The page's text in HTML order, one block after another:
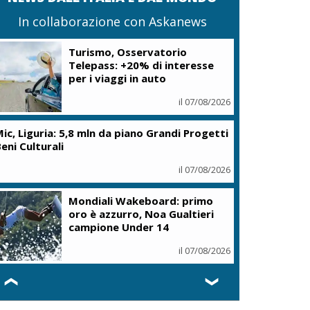
In collaborazione con Askanews
Turismo, Osservatorio
Telepass: +20% di interesse
per i viaggi in auto
il 07/08/2026
Liguria: 5,8 mln da piano Grandi Progetti
Culturali
il 07/08/2026
Mondiali Wakeboard: primo
oro è azzurro, Noa Gualtieri
campione Under 14
il 07/08/2026
❮ ❯